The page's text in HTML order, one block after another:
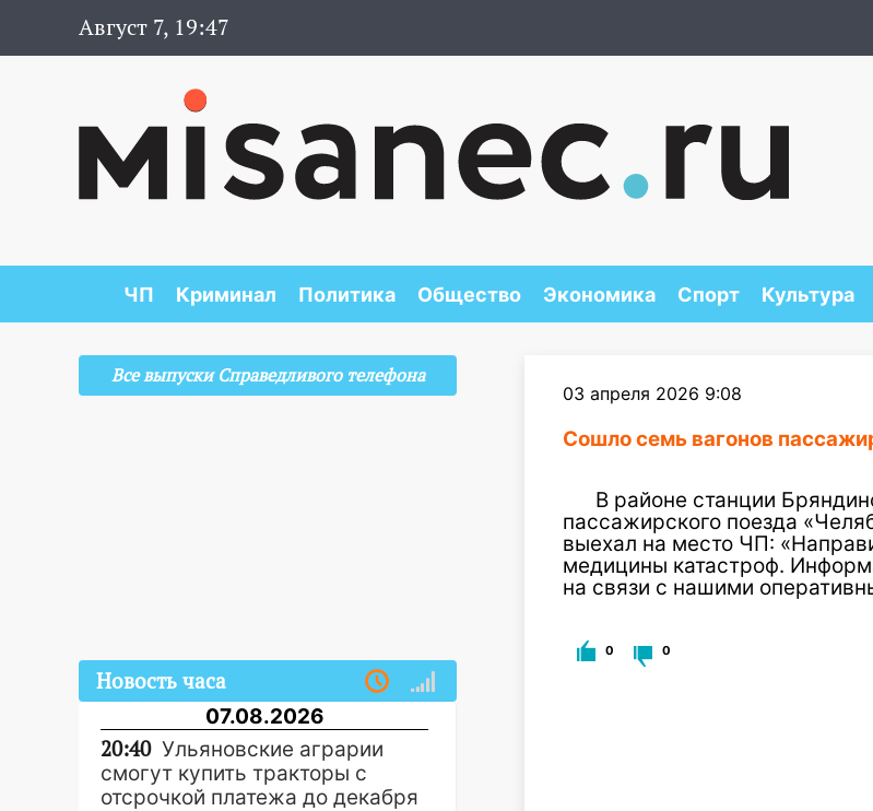
Август 7, 19:47
ЧП Криминал Политика Общество Экономика Спорт Культура
03 апреля 2026 9:08
Сошло семь вагонов
В районе станции
пассажирского поезда
выехал на место ЧП:
медицины катастроф.
на связи с нашими
0 0
Все выпуски Справедливого телефона
Новость часа
07.08.2026
20:40 Ульяновские аграрии
смогут купить тракторы с
отсрочкой платежа до декабря